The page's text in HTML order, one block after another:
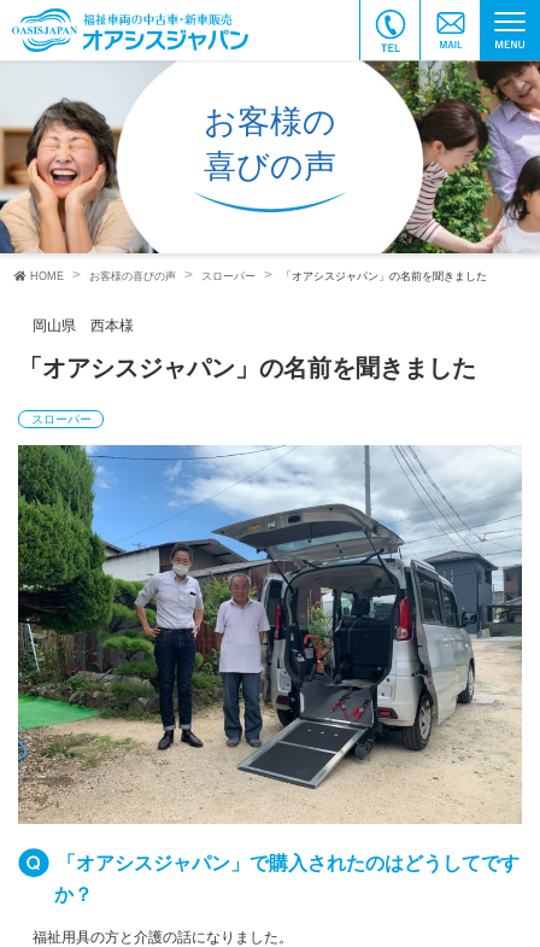
お客様の
喜びの声
HOME お客様の喜びの声 スローパー 「オアシスジャパン」の名前を聞きました
岡山県 西本様
「オアシスジャパン」の名前を聞きました
スローパー
「オアシスジャパン」で購入されたのはどうしてです
か？
福祉用具の方と介護の話になりました。